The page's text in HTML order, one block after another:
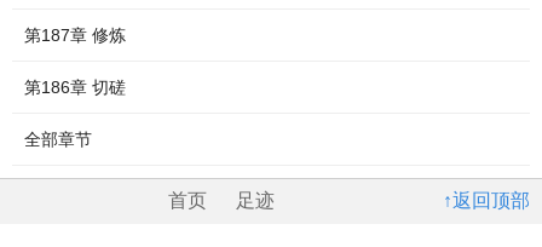
第187章 修炼
第186章 切磋
全部章节
↑返回顶部
首页 足迹